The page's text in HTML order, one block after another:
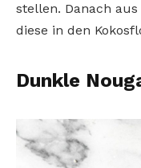
stellen. Danach
diese in den
Dunkle